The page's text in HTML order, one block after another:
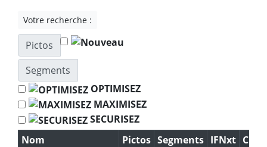
Votre recherche :
Pictos
Segments
OPTIMISEZ
MAXIMISEZ
SECURISEZ
Nom
Pictos Segments IFNxt CD